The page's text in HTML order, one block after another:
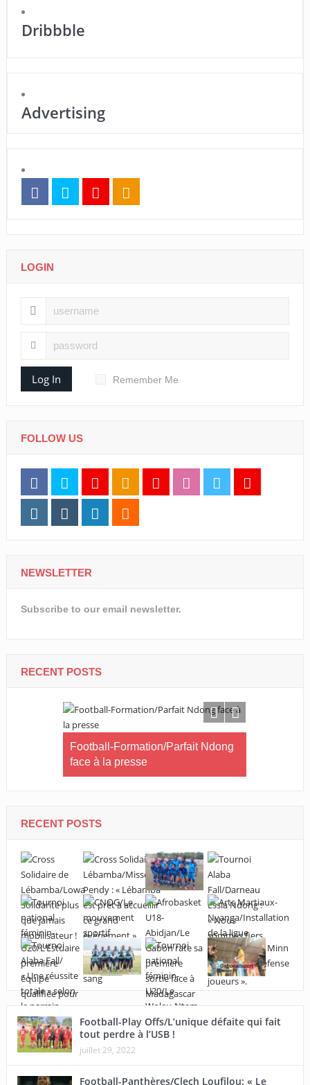
Dribbble
Advertising
LOGIN
Log In Remember Me
FOLLOW US
NEWSLETTER
Subscribe to our email newsletter.
RECENT POSTS
Football-Formation/Parfait Ndong
face à la presse
RECENT POSTS
Football-Play Offs/L’unique défaite qui fait
tout perdre à l’USB !
juillet 29, 2022
Football-Panthères/Clech Loufilou: « Le